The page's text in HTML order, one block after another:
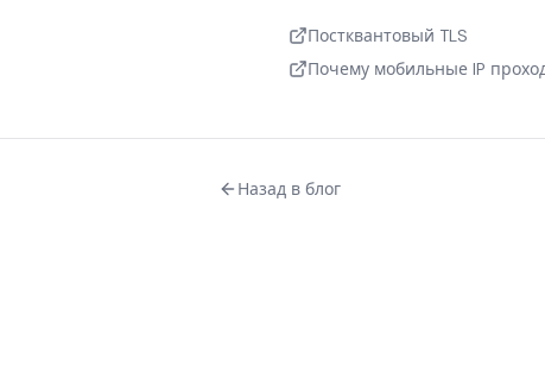
Постквантовый TLS
Почему мобильные IP
Назад в блог